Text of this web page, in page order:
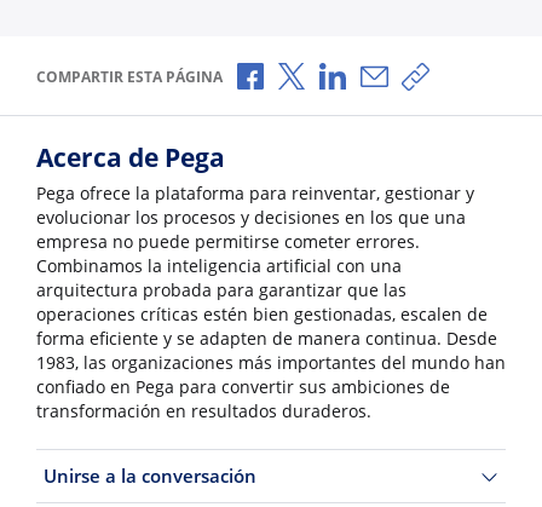
COMPARTIR ESTA PÁGINA Compartir a través de Facebook
Compartir a través de X
Compartir a través de
Compartir por
Copiar
Acerca de Pega
Pega ofrece la plataforma para reinventar, gestionar y
evolucionar los procesos y decisiones en los que una
empresa no puede permitirse cometer errores.
Combinamos la inteligencia artificial con una
arquitectura probada para garantizar que las
operaciones críticas estén bien gestionadas, escalen de
forma eficiente y se adapten de manera continua. Desde
1983, las organizaciones más importantes del mundo han
confiado en Pega para convertir sus ambiciones de
transformación en resultados duraderos.
Unirse a la conversación